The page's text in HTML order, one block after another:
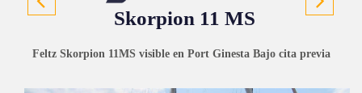
Skorpion 11 MS
Feltz Skorpion 11MS visible en Port Ginesta Bajo cita previa